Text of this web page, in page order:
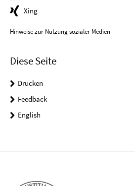
Xing
Hinweise zur Nutzung sozialer Medien
Diese Seite
Drucken
Feedback
English